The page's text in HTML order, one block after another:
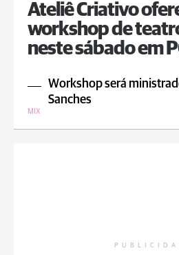
Ateliê Criativo
workshop de
neste sábado em
Workshop será
Sanches
MIX